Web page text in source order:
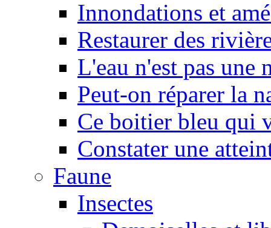
Innondations et
Restaurer des
L'eau n'est pas une
Peut-on réparer la
Ce boitier bleu qui
Constater une
Faune
Insectes